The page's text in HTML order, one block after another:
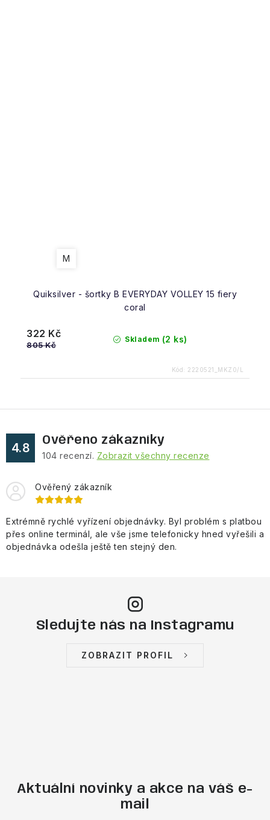
Quiksilver - šortky B EVERYDAY VOLLEY 15 fiery
coral
M
Skladem (2 ks)
322 Kč
805 Kč
Kód: 2220521_MKZ0/L
4.8
Ověřeno zákazníky
104 recenzí. Zobrazit všechny recenze
Ověřený zákazník
Extrémně rychlé vyřízení objednávky. Byl problém s platbou
přes online terminál, ale vše jsme telefonicky hned vyřešili a
objednávka odešla ještě ten stejný den.
Sledujte nás na Instagramu
ZOBRAZIT PROFIL
Aktuální novinky a akce na váš e-
mail